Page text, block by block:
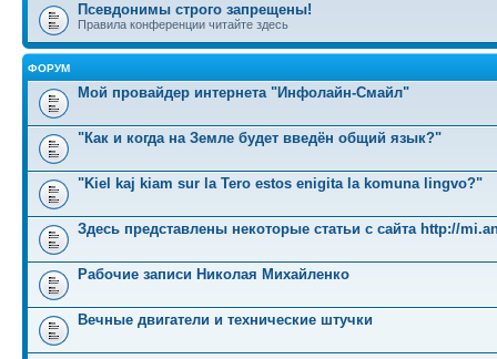
Псевдонимы строго запрещены!
Правила конференции читайте здесь
ФОРУМ
Мой провайдер интернета "Инфолайн-Смайл"
"Как и когда на Земле будет введён общий язык?"
"Kiel kaj kiam sur la Tero estos enigita la komuna lingvo?"
Здесь представлены некоторые статьи с сайта http://
Рабочие записи Николая Михайленко
Вечные двигатели и технические штучки